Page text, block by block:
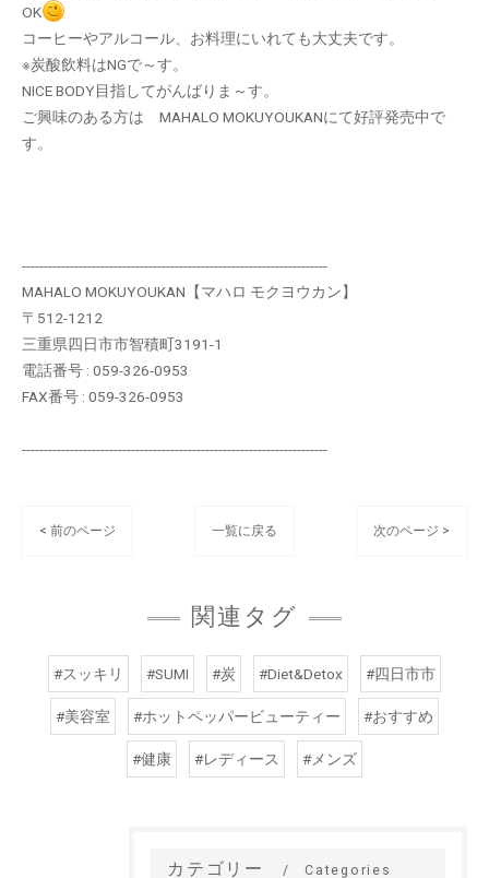
OK
コーヒーやアルコール、お料理にいれても大丈夫です。
※炭酸飲料はNGで～す。
NICE BODY目指してがんばりま～す。
ご興味のある方は MAHALO MOKUYOUKANにて好評発売中で
す。
----------------------------------------------------------------------
MAHALO MOKUYOUKAN【マハロ モクヨウカン】
〒512-1212
三重県四日市市智積町3191-1
電話番号 : 059-326-0953
FAX番号 : 059-326-0953
----------------------------------------------------------------------
< 前のページ 一覧に戻る 次のページ >
関連タグ
#スッキリ #SUMI #炭 #Diet&Detox #四日市市
#美容室 #ホットペッパービューティー #おすすめ
#健康 #レディース #メンズ
カテゴリー Categories